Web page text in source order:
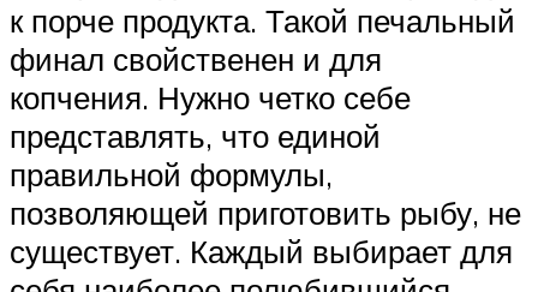
к порче продукта. Такой печальный
финал свойственен и для
копчения. Нужно четко себе
представлять, что единой
правильной формулы,
позволяющей приготовить рыбу, не
существует. Каждый выбирает для